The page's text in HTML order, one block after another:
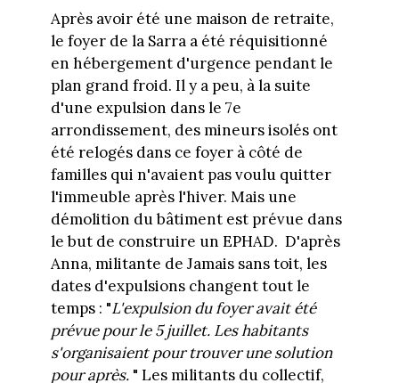
Après avoir été une maison de retraite,
le foyer de la Sarra a été réquisitionné
en hébergement d'urgence pendant le
plan grand froid. Il y a peu, à la suite
d'une expulsion dans le 7e
arrondissement, des mineurs isolés ont
été relogés dans ce foyer à côté de
familles qui n'avaient pas voulu quitter
l'immeuble après l'hiver. Mais une
démolition du bâtiment est prévue dans
le but de construire un EPHAD. D'après
Anna, militante de Jamais sans toit, les
dates d'expulsions changent tout le
temps : "L'expulsion du foyer avait été
prévue pour le 5 juillet. Les habitants
s'organisaient pour trouver une solution
pour après." Les militants du collectif,